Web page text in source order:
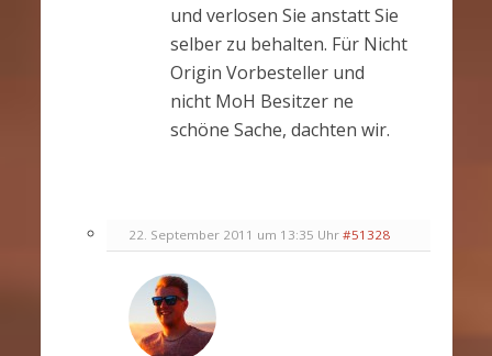
und verlosen Sie anstatt Sie
selber zu behalten. Für Nicht
Origin Vorbesteller und
nicht MoH Besitzer ne
schöne Sache, dachten wir.
22. September 2011 um 13:35 Uhr #51328